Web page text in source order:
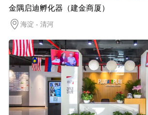
金隅启迪孵化器（建金商厦）
海淀 - 清河